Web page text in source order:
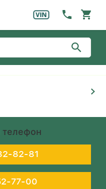
телефон
82-81
77-00